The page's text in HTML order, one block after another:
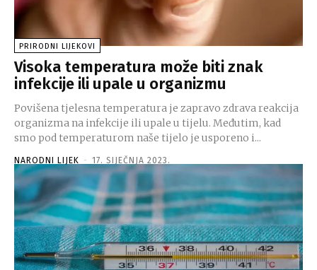
PRIRODNI LIJEKOVI
Visoka temperatura može biti znak
infekcije ili upale u organizmu
Povišena tjelesna temperatura je zapravo zdrava reakcija
organizma na infekcije ili upale u tijelu. Međutim, kad
smo pod temperaturom naše tijelo je usporeno i...
NARODNI LIJEK - 17. SIJEČNJA 2023.